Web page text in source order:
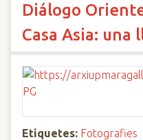
Diálogo
Casa Asia: una
Etiquetes: Fotografies